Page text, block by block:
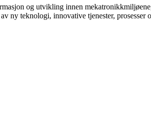
og utvikling innen
ny teknologi, innovative tjenester,